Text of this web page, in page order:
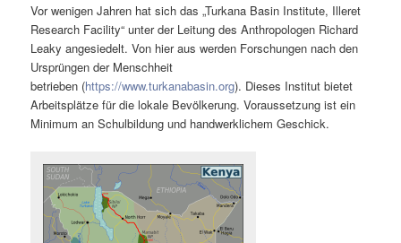
Vor wenigen Jahren hat sich das „Turkana Basin Institute, Illeret
Research Facility“ unter der Leitung des Anthropologen Richard
Leaky angesiedelt. Von hier aus werden Forschungen nach den
Ursprüngen der Menschheit
betrieben (https://www.turkanabasin.org). Dieses Institut bietet
Arbeitsplätze für die lokale Bevölkerung. Voraussetzung ist ein
Minimum an Schulbildung und handwerklichem Geschick.